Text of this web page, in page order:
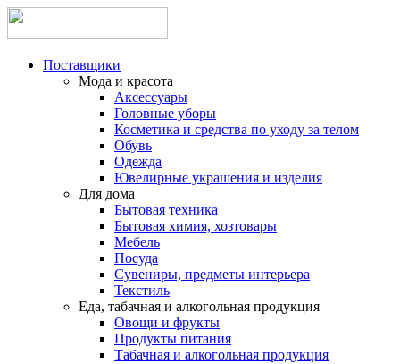
Поставщики
Мода и красота
Аксессуары
Головные уборы
Косметика и средства по уходу за телом
Обувь
Одежда
Ювелирные украшения и изделия
Для дома
Бытовая техника
Бытовая химия, хозтовары
Мебель
Посуда
Сувениры, предметы интерьера
Текстиль
Еда, табачная и алкогольная продукция
Овощи и фрукты
Продукты питания
Табачная и алкогольная продукция